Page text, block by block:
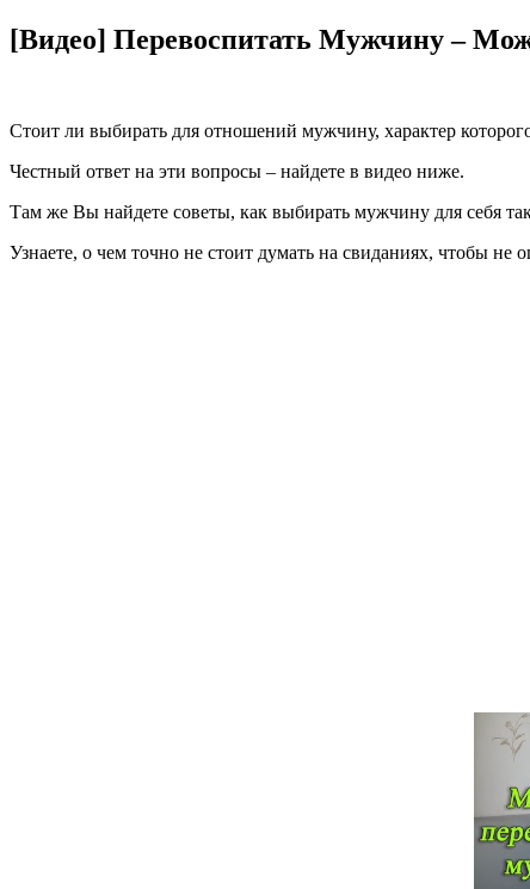
[Видео] Перевоспитать Мужчину –
Стоит ли выбирать для отношений мужчину, характер
Честный ответ на эти вопросы – найдете в видео ниже.
Там же Вы найдете советы, как выбирать мужчину для себя
Узнаете, о чем точно не стоит думать на свиданиях, чтобы